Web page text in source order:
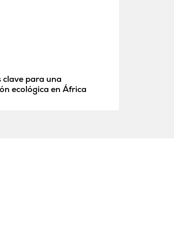
clave para una
ecológica en África